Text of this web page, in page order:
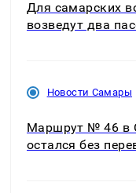
Для самарских
возведут два
Новости Самары
Маршрут № 46 в
остался без